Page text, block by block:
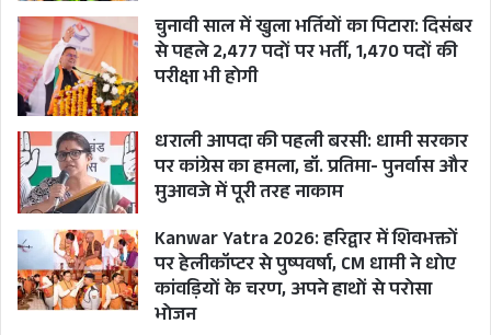
चुनावी साल में खुला भर्तियों का पिटारा: दिसंबर
से पहले 2,477 पदों पर भर्ती, 1,470 पदों की
परीक्षा भी होगी
धराली आपदा की पहली बरसी: धामी सरकार
पर कांग्रेस का हमला, डॉ. प्रतिमा- पुनर्वास और
मुआवजे में पूरी तरह नाकाम
Kanwar Yatra 2026: हरिद्वार में शिवभक्तों
पर हेलीकॉप्टर से पुष्पवर्षा, CM धामी ने धोए
कांवड़ियों के चरण, अपने हाथों से परोसा
भोजन